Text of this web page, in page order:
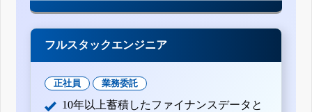
フルスタックエンジニア
正社員 業務委託
10年以上蓄積したファイナンスデータと